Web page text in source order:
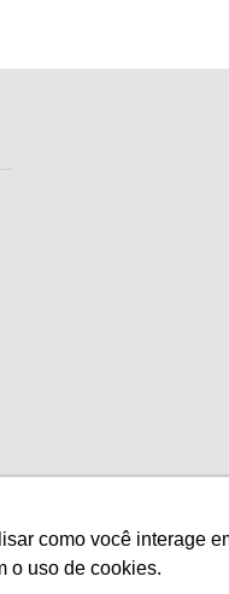
como você interage
o uso de cookies.
como você interage
o uso de cookies.